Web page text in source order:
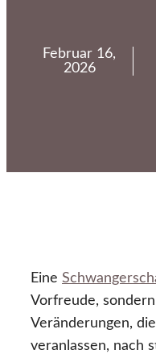
Februar 16,
2026
Eine
Vorfreude,
Veränderungen,
veranlassen, nach